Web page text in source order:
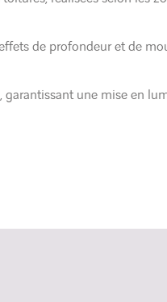
de profondeur et de
, garantissant une mise en